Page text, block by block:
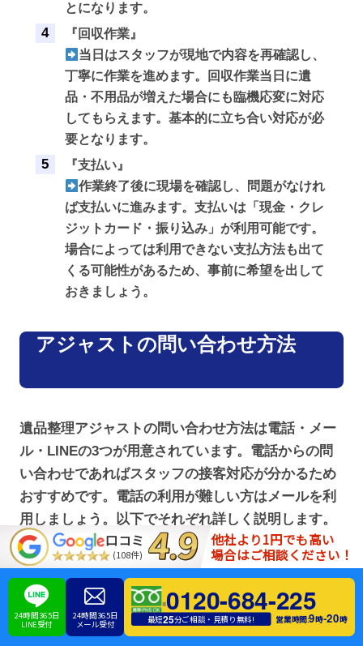
とになります。
『回収作業』
当日はスタッフが現地で内容を再確認し、
丁寧に作業を進めます。回収作業当日に遺
品・不用品が増えた場合にも臨機応変に対応
してもらえます。基本的に立ち合い対応が必
要となります。
『支払い』
作業終了後に現場を確認し、問題がなけれ
ば支払いに進みます。支払いは「現金・クレ
ジットカード・振り込み」が利用可能です。
場合によっては利用できない支払方法も出て
くる可能性があるため、事前に希望を出して
おきましょう。
アジャストの問い合わせ方法
遺品整理アジャストの問い合わせ方法は電話・メー
ル・LINEの3つが用意されています。電話からの問
い合わせであればスタッフの接客対応が分かるため
おすすめです。電話の利用が難しい方はメールを利
用しましょう。以下でそれぞれ詳しく説明します。
電話での問い合わせ
口コミ
(108件)
他社より1円でも高い
場合はご相談ください！
24時間365日
LINE受付
24時間365日
メール受付
0120-684-225
最短25分ご相談・見積り無料! 営業時間:9時-20時